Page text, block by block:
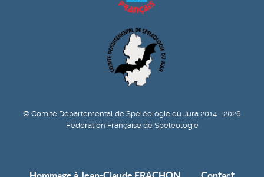
© Comité Départemental de Spéléologie du Jura 2014 - 2026
Fédération Française de Spéléologie